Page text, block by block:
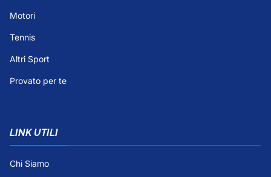
Motori
Tennis
Altri Sport
Provato per te
LINK UTILI
Chi Siamo